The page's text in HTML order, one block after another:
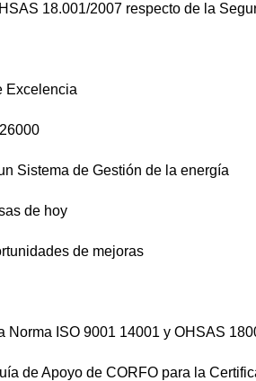
18.001/2007 respecto de la
Excelencia
Sistema de Gestión de la energía
de hoy
de mejoras
Norma ISO 9001 14001 y OHSAS
de Apoyo de CORFO para la